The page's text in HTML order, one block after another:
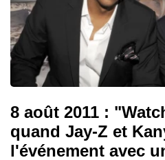
8 août 2011 :
quand Jay-Z et
l'événement avec